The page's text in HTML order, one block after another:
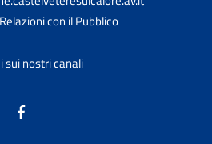
con il Pubblico
sui nostri canali